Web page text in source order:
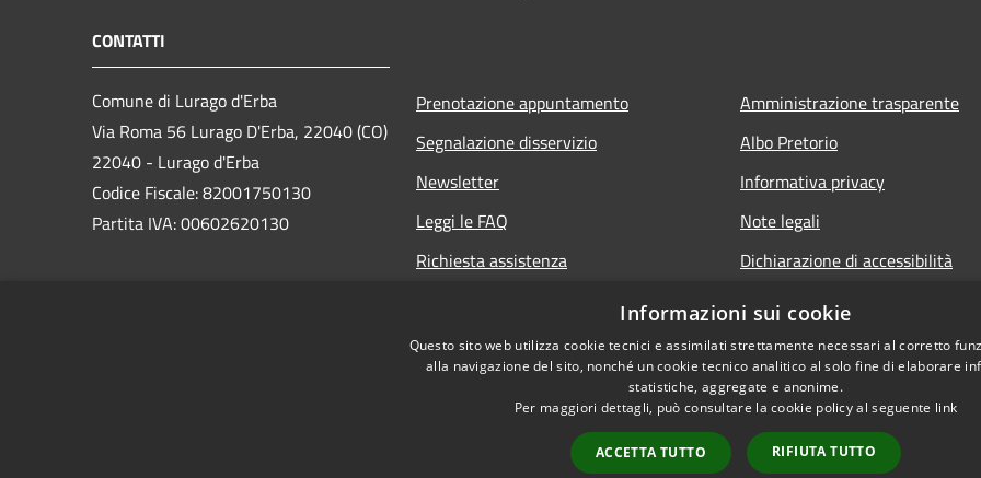
CONTATTI
Comune di Lurago d'Erba
Via Roma 56 Lurago D'Erba, 22040 (CO)
22040 - Lurago d'Erba
Codice Fiscale: 82001750130
Partita IVA: 00602620130
Prenotazione appuntamento
Segnalazione disservizio
Newsletter
Leggi le FAQ
Richiesta assistenza
Amministrazione trasparente
Albo Pretorio
Informativa privacy
Note legali
Dichiarazione di accessibilità
Copyright © 2026 •
Informazioni sui cookie
Questo sito web utilizza cookie tecnici e assimilati strettamente necessari al corretto
alla navigazione del sito, nonché un cookie tecnico analitico al solo fine di elaborare
statistiche, aggregate e anonime.
Per maggiori dettagli, può consultare la cookie policy al seguente link
ACCETTA TUTTO RIFIUTA TUTTO